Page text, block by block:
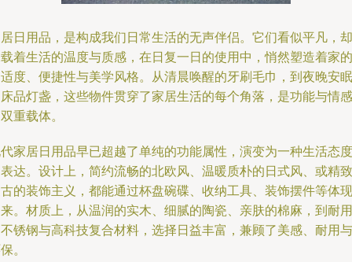
日用品，是构成我们日常生活的无声伴侣。它们看似平凡，却
着生活的温度与质感，在日复一日的使用中，悄然塑造着家的
度、便捷性与美学风格。从清晨唤醒的牙刷毛巾，到夜晚安眠
品灯盏，这些物件贯穿了家居生活的每个角落，是功能与情感
重载体。
家居日用品早已超越了单纯的功能属性，演变为一种生活态度
达。设计上，简约流畅的北欧风、温暖质朴的日式风、或精致
的装饰主义，都能通过杯盘碗碟、收纳工具、装饰摆件等体现
。材质上，从温润的实木、细腻的陶瓷、亲肤的棉麻，到耐用
锈钢与高科技复合材料，选择日益丰富，兼顾了美感、耐用与
。